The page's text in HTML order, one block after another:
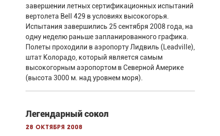
завершении летных сертификационных испытаний
вертолета Bell 429 в условиях высокогорья.
Испытания завершились 25 сентября 2008 года, на
одну неделю раньше запланированного графика.
Полеты проходили в аэропорту Лидвиль (Leadville),
штат Колорадо, который является самым
высокогорным аэропортом в Северной Америке
(высота 3000 м. над уровнем моря).
Легендарный сокол
28 октября 2008